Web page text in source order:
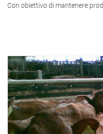
Con obiettivo di mantenere